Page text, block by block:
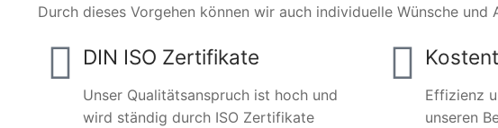
Durch dieses Vorgehen können wir auch individuelle Wünsche
DIN ISO Zertifikate
Unser Qualitätsanspruch ist hoch und
wird ständig durch ISO Zertifikate
Effizienz
unseren